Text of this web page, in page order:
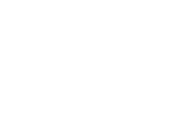
técnica